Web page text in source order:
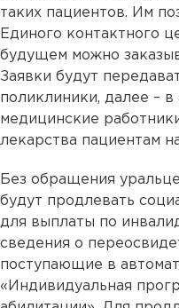
таких пациентов. Им
Единого контактного
будущем можно
Заявки будут
поликлиники, далее –
медицинские
лекарства пациентам
Без обращения
будут продлевать
для выплаты по
сведения о
поступающие в
«Индивидуальная